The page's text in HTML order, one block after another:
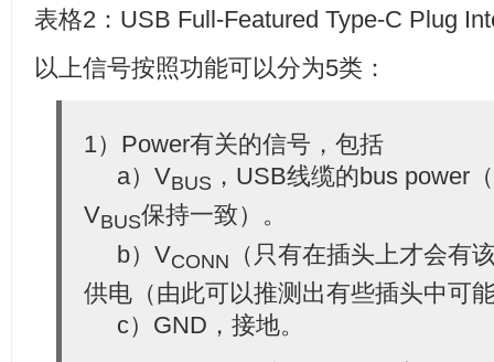
表格2：USB Full-Featured Type-C Plug
以上信号按照功能可以分为5类：
1）Power有关的信号，包括
a）VBUS ，USB线缆的bus power
VBUS保持一致）。
b）VCONN
（只有在插头上才会有
供电（由此可以推测出有些插头中可
c）GND，接地。